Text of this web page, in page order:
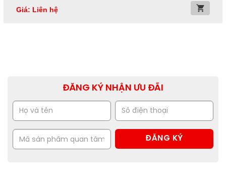
Giá: Liên hệ
ĐĂNG KÝ NHẬN ƯU ĐÃI